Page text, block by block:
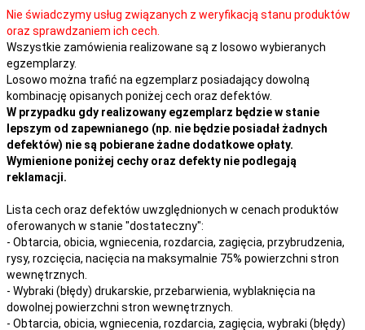
Nie świadczymy usług związanych z weryfikacją stanu produktów
oraz sprawdzaniem ich cech.
Wszystkie zamówienia realizowane są z losowo wybieranych
egzemplarzy.
Losowo można trafić na egzemplarz posiadający dowolną
kombinację opisanych poniżej cech oraz defektów.
W przypadku gdy realizowany egzemplarz będzie w stanie
lepszym od zapewnianego (np. nie będzie posiadał żadnych
defektów) nie są pobierane żadne dodatkowe opłaty.
Wymienione poniżej cechy oraz defekty nie podlegają
reklamacji.
Lista cech oraz defektów uwzględnionych w cenach produktów
oferowanych w stanie "dostateczny":
- Obtarcia, obicia, wgniecenia, rozdarcia, zagięcia, przybrudzenia,
rysy, rozcięcia, nacięcia na maksymalnie 75% powierzchni stron
wewnętrznych.
- Wybraki (błędy) drukarskie, przebarwienia, wyblaknięcia na
dowolnej powierzchni stron wewnętrznych.
- Obtarcia, obicia, wgniecenia, rozdarcia, zagięcia, wybraki (błędy)